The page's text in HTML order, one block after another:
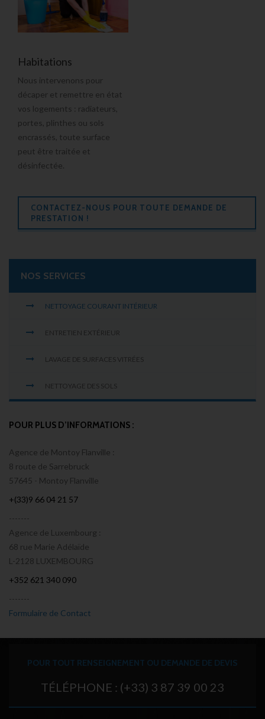
Habitations
Nous intervenons pour
décaper et remettre en état
vos logements : radiateurs,
portes, plinthes ou sols
encrassés, toute surface
peut être traitée et
désinfectée.
CONTACTEZ-NOUS POUR TOUTE DEMANDE DE
PRESTATION !
NOS SERVICES
NETTOYAGE COURANT INTÉRIEUR
ENTRETIEN EXTÉRIEUR
LAVAGE DE SURFACES VITRÉES
NETTOYAGE DES SOLS
POUR PLUS D’INFORMATIONS :
Agence de Montoy Flanville :
8 route de Sarrebruck
57645 - Montoy Flanville
+(33)9 66 04 21 57
-------
Agence de Luxembourg :
68 rue Marie Adélaïde
L-2128 LUXEMBOURG
+352 621 340 090
-------
Formulaire de Contact
POUR TOUT RENSEIGNEMENT OU DEMANDE DE DEVIS
TÉLÉPHONE : (+33) 3 87 39 00 23